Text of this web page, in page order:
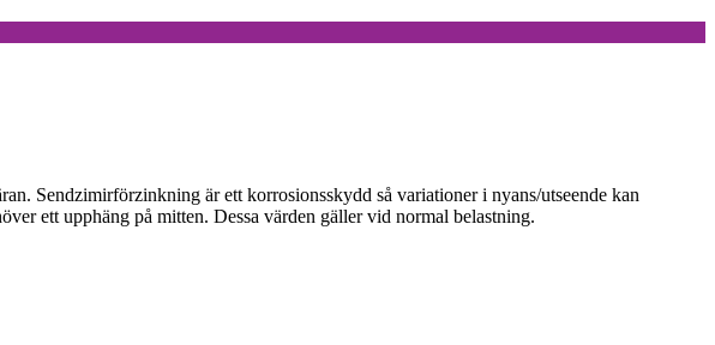
Sendzimirförzinkning är ett korrosionsskydd så variationer i nyans/utseende kan
ett upphäng på mitten. Dessa värden gäller vid normal belastning.